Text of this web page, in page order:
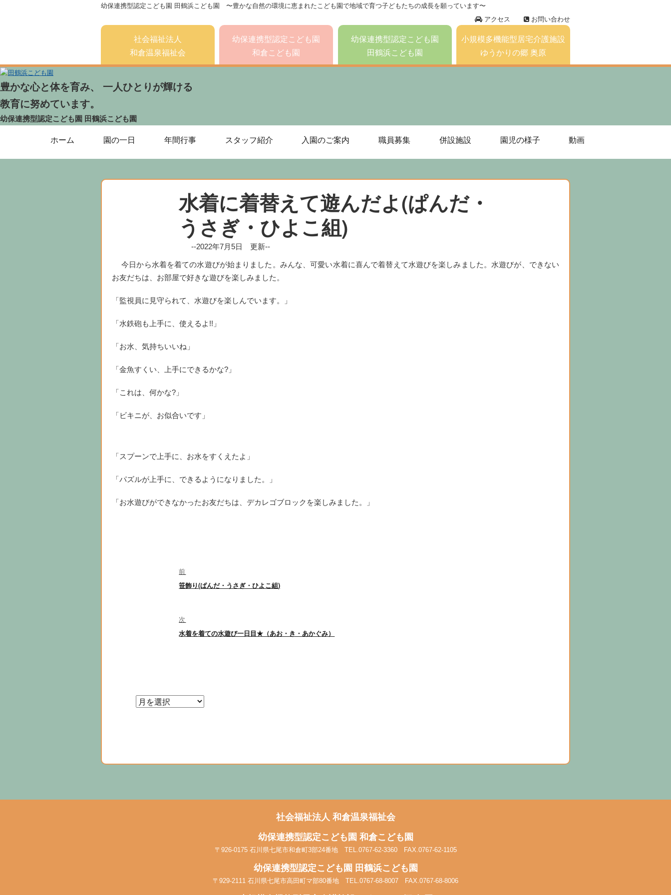
幼保連携型認定こども園 田鶴浜こども園 〜豊かな自然の環境に恵まれたこども園で地域で育つ子どもたちの成長を願っています〜
アクセス
お問い合わせ
社会福祉法人
和倉温泉福祉会
幼保連携型認定こども園
和倉こども園
幼保連携型認定こども園
田鶴浜こども園
小規模多機能型居宅介護施設
ゆうかりの郷 奥原
豊かな心と体を育み、 一人ひとりが輝ける
教育に努めています。
幼保連携型認定こども園 田鶴浜こども園
ホーム 園の一日 年間行事 スタッフ紹介 入園のご案内 職員募集 併設施設 園児の様子 動画
水着に着替えて遊んだよ(ぱんだ・
うさぎ・ひよこ組)
--2022年7月5日 更新--
今日から水着を着ての水遊びが始まりました。みんな、可愛い水着に喜んで着替えて水遊びを楽しみました。水遊びが、できない
お友だちは、お部屋で好きな遊びを楽しみました。
「監視員に見守られて、水遊びを楽しんでいます。」
「水鉄砲も上手に、使えるよ!!」
「お水、気持ちいいね」
「金魚すくい、上手にできるかな?」
「これは、何かな?」
「ビキニが、お似合いです」
「スプーンで上手に、お水をすくえたよ」
「パズルが上手に、できるようになりました。」
「お水遊びができなかったお友だちは、デカレゴブロックを楽しみました。」
稿
ビ
ゲ
ン
前
前
稿:
笹飾り(ぱんだ・うさぎ・ひよこ組)
次
次
水着を着ての水遊び一日目★（あお・き・あかぐみ）
社会福祉法人 和倉温泉福祉会
幼保連携型認定こども園 和倉こども園
〒926-0175 石川県七尾市和倉町3部24番地 TEL.0767-62-3360 FAX.0767-62-1105
幼保連携型認定こども園 田鶴浜こども園
〒929-2111 石川県七尾市高田町マ部80番地 TEL.0767-68-8007 FAX.0767-68-8006